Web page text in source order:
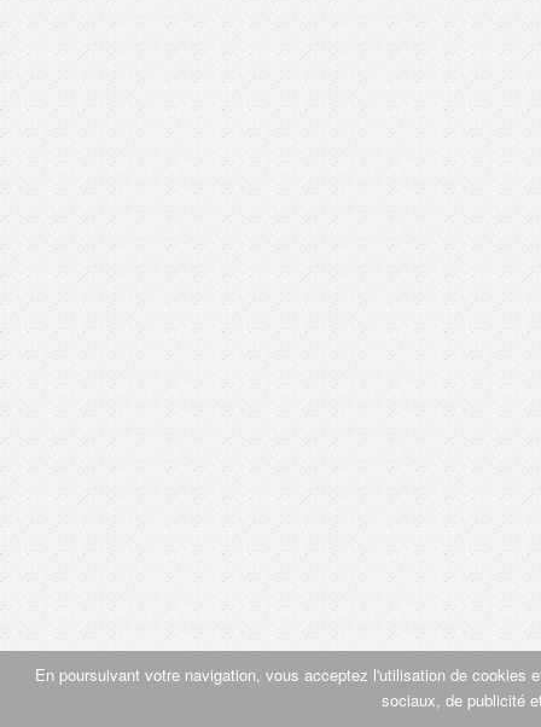
En poursuivant votre navigation, vous acceptez l'utilisation de cookies
sociaux, de publicité